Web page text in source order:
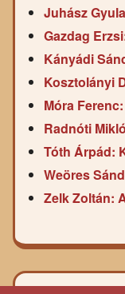
Juhász
Gazdag
Kányádi
Kosztolányi
Móra
Radnóti
Tóth Árpád:
Weöres
Zelk Zoltán: